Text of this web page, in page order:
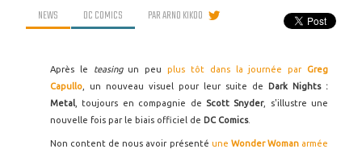
NEWS DC COMICS PARARNO KIKOO
Après le teasingun peuplus tôt dans la journée parGreg
Capullo , un nouveau visuel pour leur suite de Dark Nights :
Metal , toujours en compagnie de Scott Snyder, s'illustre une
nouvelle fois par le biais officiel de DC Comics.
Non content de nous avoir présenté une Wonder Woman armée